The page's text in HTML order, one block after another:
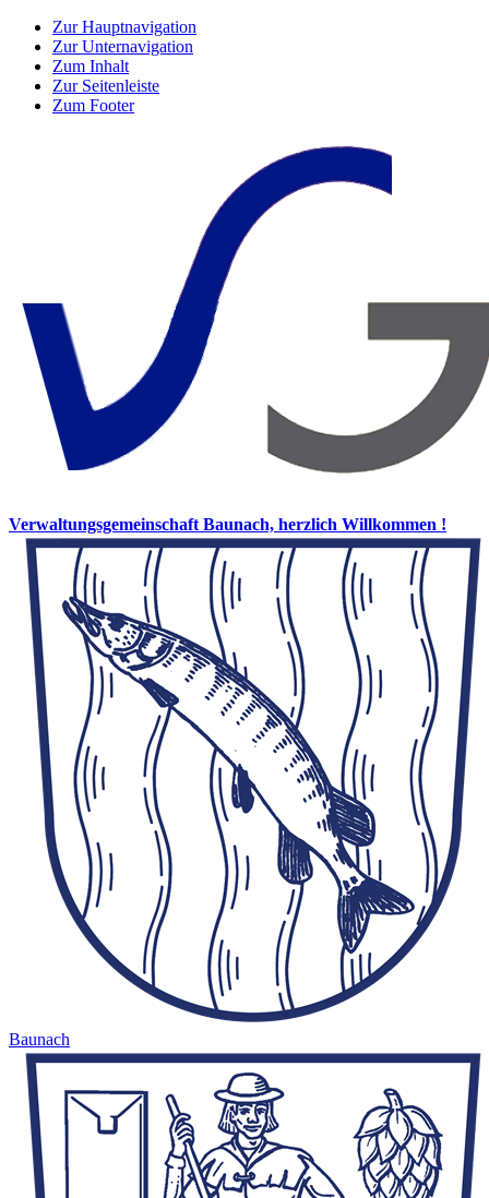
Zur Hauptnavigation
Zur Unternavigation
Zum Inhalt
Zur Seitenleiste
Zum Footer
Verwaltungsgemeinschaft Baunach, herzlich Willkommen !
Baunach